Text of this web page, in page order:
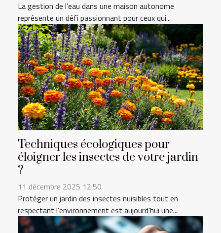
La gestion de l’eau dans une maison autonome
représente un défi passionnant pour ceux qui...
Techniques écologiques pour
éloigner les insectes de votre jardin
?
11 décembre 2025 12:50
Protéger un jardin des insectes nuisibles tout en
respectant l’environnement est aujourd’hui une...